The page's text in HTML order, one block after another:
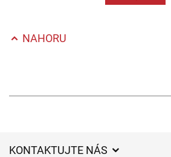
NAHORU
KONTAKTUJTE NÁS